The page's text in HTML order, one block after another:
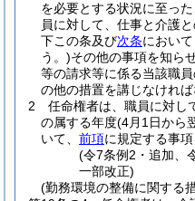
を必要とする状況に至っ
員に対して、仕事と介護
下この条及び次条におい
う。)その他の事項を知ら
等の請求等に係る当該職
の他の措置を講じなければ
2
任命権者は、職員に対し
の属する年度(4月1日から
いて、 前項に規定する事
(令7条例2・追加、
一部改正)
(勤務環境の整備に関する